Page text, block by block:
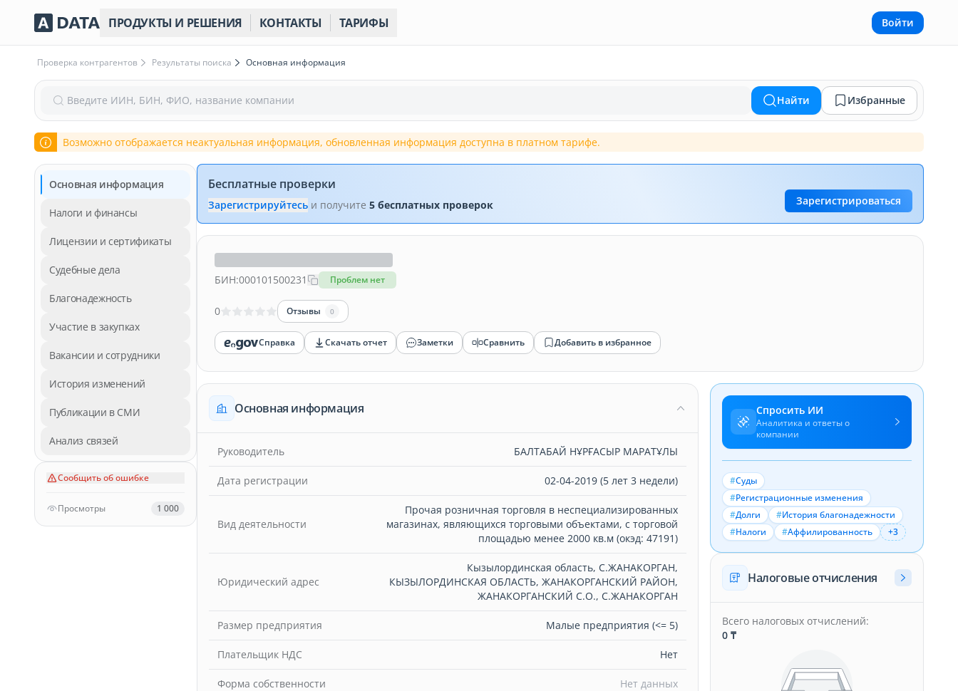
ПРОДУКТЫ И РЕШЕНИЯ КОНТАКТЫ ТАРИФЫ Войти
Проверка контрагентов Результаты поиска Основная информация
Введите ИИН, БИН, ФИО, название компании Найти Избранные
Возможно отображается неактуальная информация, обновленная информация доступна в платном тарифе.
Основная информация
Налоги и финансы
Лицензии и сертификаты
Судебные дела
Благонадежность
Участие в закупках
Вакансии и сотрудники
История изменений
Публикации в СМИ
Анализ связей
Сообщить об ошибке
Просмотры 1 000
Бесплатные проверки
Зарегистрируйтесь и получите 5 бесплатных проверок Зарегистрироваться
БИН:000101500231 Проблем нет
0 Отзывы 0
Справка Скачать отчет Заметки Сравнить Добавить в избранное
Основная информация
Руководитель БАЛТАБАЙ НҰРҒАСЫР МАРАТҰЛЫ
Дата регистрации 02-04-2019 (5 лет 3 недели)
Вид деятельности
Прочая розничная торговля в неспециализированных
магазинах, являющихся торговыми объектами, с торговой
площадью менее 2000 кв.м (окэд: 47191)
Юридический адрес
Кызылординская область, С.ЖАНАКОРГАН,
КЫЗЫЛОРДИНСКАЯ ОБЛАСТЬ, ЖАНАКОРГАНСКИЙ РАЙОН,
ЖАНАКОРГАНСКИЙ С.О., С.ЖАНАКОРГАН
Размер предприятия Малые предприятия (<= 5)
Плательщик НДС Нет
Форма собственности Нет данных
Спросить ИИ
Аналитика и ответы о
компании
#Суды
#Регистрационные изменения
#Долги #История благонадежности
#Налоги #Аффилированность +3
Налоговые отчисления
Всего налоговых отчислений:
0 ₸